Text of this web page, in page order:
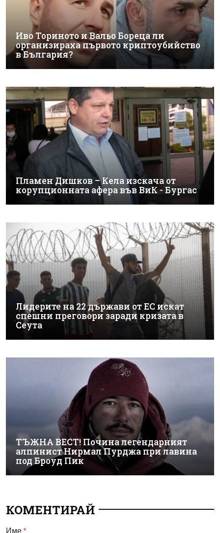
Иво Ториното и Вальо Бореца ли
организираха първото криптоубийство
в България?
Пламен Дишков – Кела изскача от
корупционната афера във ВиК - Бургас
Лидерите на 22 държави от ЕС искат
спешни преговори заради кризата в
Сеута
ТЪЖНА ВЕСТ! Почина легендарният
алпинист Нирмал Пурджа при лавина
под Броуд Пик
КОМЕНТИРАЙ
Име *